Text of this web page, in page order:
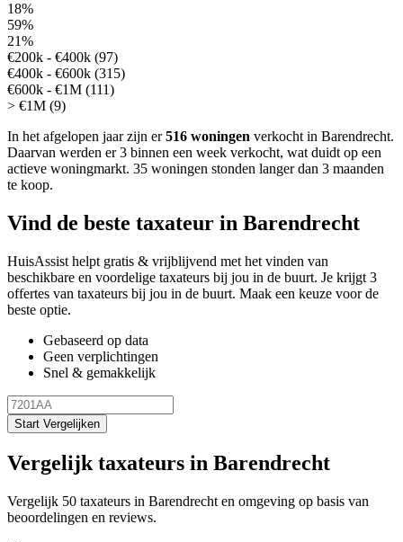
18%
59%
21%
€200k - €400k (97)
€400k - €600k (315)
€600k - €1M (111)
> €1M (9)
In het afgelopen jaar zijn er516 woningen verkocht in Barendrecht.
Daarvan werden er 3 binnen een week verkocht, wat duidt op een
actieve woningmarkt. 35 woningen stonden langer dan 3 maanden
te koop.
Vind de beste taxateur in Barendrecht
HuisAssist helpt gratis & vrijblijvend met het vinden van
beschikbare en voordelige taxateurs bij jou in de buurt. Je krijgt 3
offertes van taxateurs bij jou in de buurt. Maak een keuze voor de
beste optie.
Gebaseerd op data
Geen verplichtingen
Snel & gemakkelijk
Start Vergelijken
Vergelijk taxateurs in Barendrecht
Vergelijk 50 taxateurs in Barendrecht en omgeving op basis van
beoordelingen en reviews.